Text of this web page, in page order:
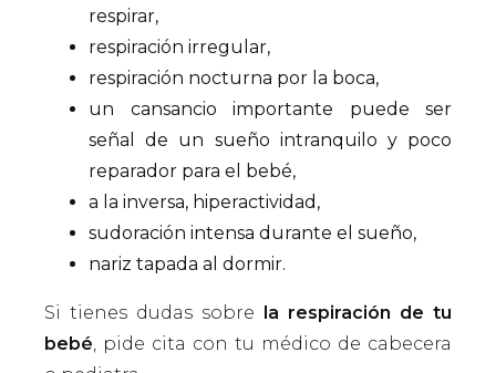
respirar,
respiración irregular,
respiración nocturna por la boca,
un cansancio importante puede ser
señal de un sueño intranquilo y poco
reparador para el bebé,
a la inversa, hiperactividad,
sudoración intensa durante el sueño,
nariz tapada al dormir.
Si tienes dudas sobre la respiración de tu
bebé , pide cita con tu médico de cabecera